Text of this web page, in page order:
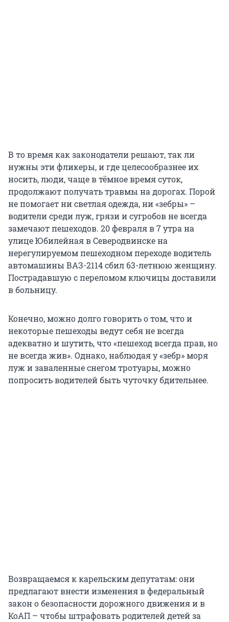
В то время как законодатели решают, так ли
нужны эти фликеры, и где целесообразнее их
носить, люди, чаще в тёмное время суток,
продолжают получать травмы на дорогах. Порой
не помогает ни светлая одежда, ни «зебры» –
водители среди луж, грязи и сугробов не всегда
замечают пешеходов. 20 февраля в 7 утра на
улице Юбилейная в Северодвинске на
нерегулируемом пешеходном переходе водитель
автомашины ВАЗ-2114 сбил 63-летнюю женщину.
Пострадавшую с переломом ключицы доставили
в больницу.
Конечно, можно долго говорить о том, что и
некоторые пешеходы ведут себя не всегда
адекватно и шутить, что «пешеход всегда прав, но
не всегда жив». Однако, наблюдая у «зебр» моря
луж и заваленные снегом тротуары, можно
попросить водителей быть чуточку бдительнее.
Возвращаемся к карельским депутатам: они
предлагают внести изменения в федеральный
закон о безопасности дорожного движения и в
КоАП – чтобы штрафовать родителей детей за